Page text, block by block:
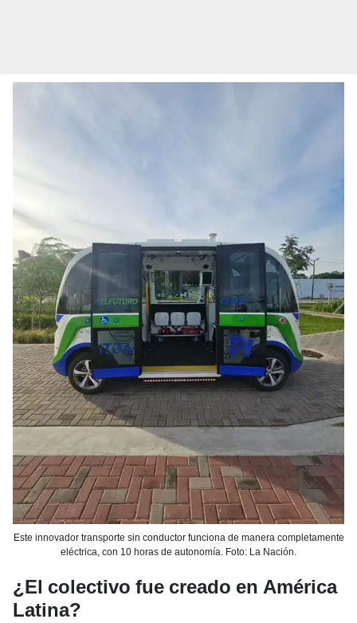
Este innovador transporte sin conductor funciona de manera completamente
eléctrica, con 10 horas de autonomía. Foto: La Nación.
¿El colectivo fue creado en América
Latina?